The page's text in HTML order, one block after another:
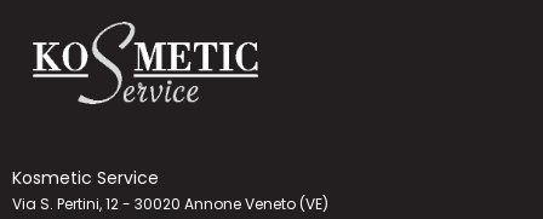
Kosmetic Service
Via S. Pertini, 12 - 30020 Annone Veneto (VE)